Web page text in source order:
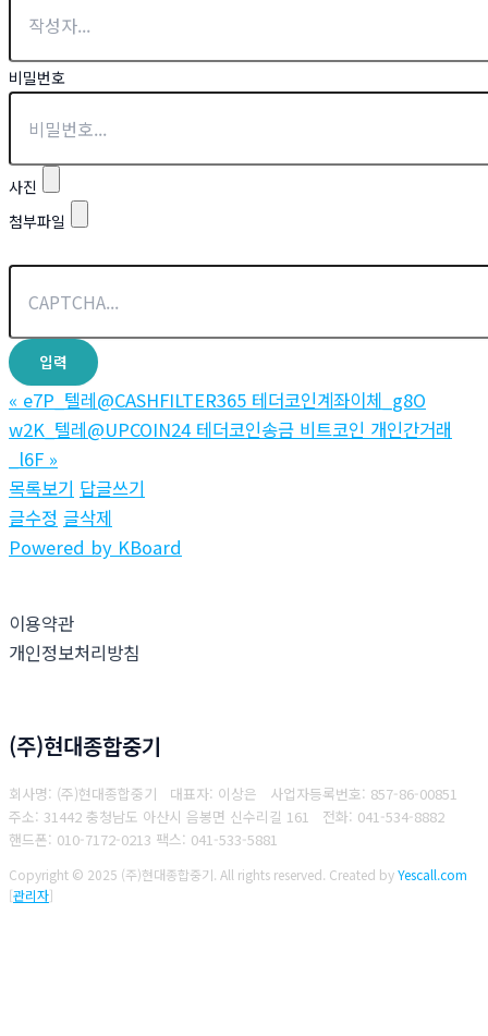
비밀번호
사진
첨부파일
« e7P_텔레@CASHFILTER365 테더코인계좌이체_g8O
w2K_텔레@UPCOIN24 테더코인송금 비트코인 개인간거래
_l6F »
목록보기 답글쓰기
글수정 글삭제
Powered by KBoard
이용약관
개인정보처리방침
(주)현대종합중기
회사명: (주)현대종합중기 대표자: 이상은 사업자등록번호: 857-86-00851
주소: 31442 충청남도 아산시 음봉면 신수리길 161 전화: 041-534-8882
핸드폰: 010-7172-0213 팩스: 041-533-5881
Copyright © 2025 (주)현대종합중기. All rights reserved. Created byYescall.com
[관리자]